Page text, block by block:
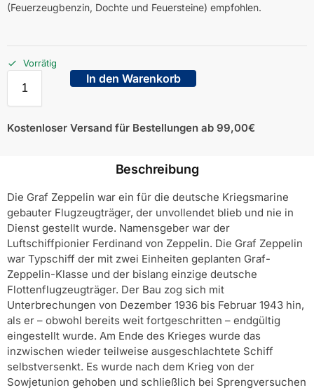
(Feuerzeugbenzin, Dochte und Feuersteine) empfohlen.
Vorrätig
In den Warenkorb
Kostenloser Versand für Bestellungen ab 99,00€
Beschreibung
Die Graf Zeppelin war ein für die deutsche Kriegsmarine
gebauter Flugzeugträger, der unvollendet blieb und nie in
Dienst gestellt wurde. Namensgeber war der
Luftschiffpionier Ferdinand von Zeppelin. Die Graf Zeppelin
war Typschiff der mit zwei Einheiten geplanten Graf-
Zeppelin-Klasse und der bislang einzige deutsche
Flottenflugzeugträger. Der Bau zog sich mit
Unterbrechungen von Dezember 1936 bis Februar 1943 hin,
als er – obwohl bereits weit fortgeschritten – endgültig
eingestellt wurde. Am Ende des Krieges wurde das
inzwischen wieder teilweise ausgeschlachtete Schiff
selbstversenkt. Es wurde nach dem Krieg von der
Sowjetunion gehoben und schließlich bei Sprengversuchen